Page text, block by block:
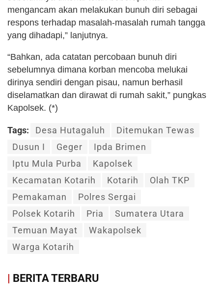
mengancam akan melakukan bunuh diri sebagai
respons terhadap masalah-masalah rumah tangga
yang dihadapi,” lanjutnya.
“Bahkan, ada catatan percobaan bunuh diri
sebelumnya dimana korban mencoba melukai
dirinya sendiri dengan pisau, namun berhasil
diselamatkan dan dirawat di rumah sakit,” pungkas
Kapolsek. (*)
Tags: Desa Hutagaluh
Ditemukan Tewas
Dusun I
Geger
Ipda Brimen
Iptu Mula Purba
Kapolsek
Kecamatan Kotarih
Kotarih
Olah TKP
Pemakaman
Polres Sergai
Polsek Kotarih
Pria
Sumatera Utara
Temuan Mayat
Wakapolsek
Warga Kotarih
| BERITA TERBARU